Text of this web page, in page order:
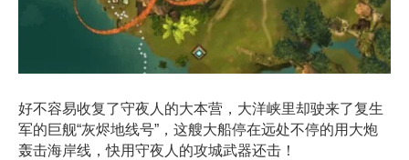
好不容易收复了守夜人的大本营，大洋峡里却驶来了复生
军的巨舰“灰烬地线号”，这艘大船停在远处不停的用大炮
轰击海岸线，快用守夜人的攻城武器还击！